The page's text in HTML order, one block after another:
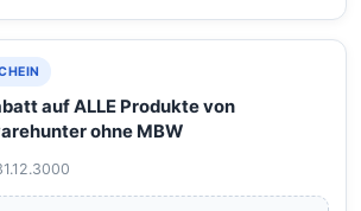
auf ALLE Produkte von
ohne MBW